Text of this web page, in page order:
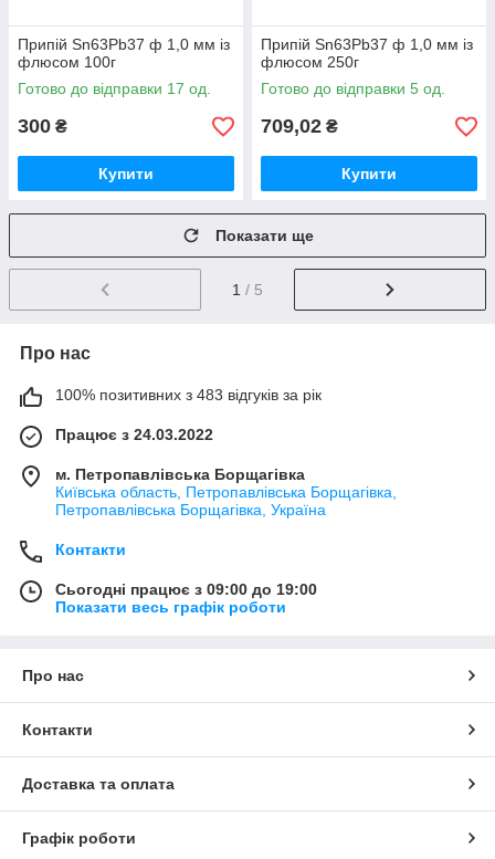
Припій Sn63Pb37 ф 1,0 мм із
флюсом 100г
Готово до відправки 17 од.
300 ₴
Купити
Припій Sn63Pb37 ф 1,0 мм із
флюсом 250г
Готово до відправки 5 од.
709,02 ₴
Купити
Показати ще
1 / 5
Про нас
100% позитивних з 483 відгуків за рік
Працює з 24.03.2022
м. Петропавлівська Борщагівка
Київська область, Петропавлівська Борщагівка,
Петропавлівська Борщагівка, Україна
Контакти
Сьогодні працює з 09:00 до 19:00
Показати весь графік роботи
Про нас
Контакти
Доставка та оплата
Графік роботи